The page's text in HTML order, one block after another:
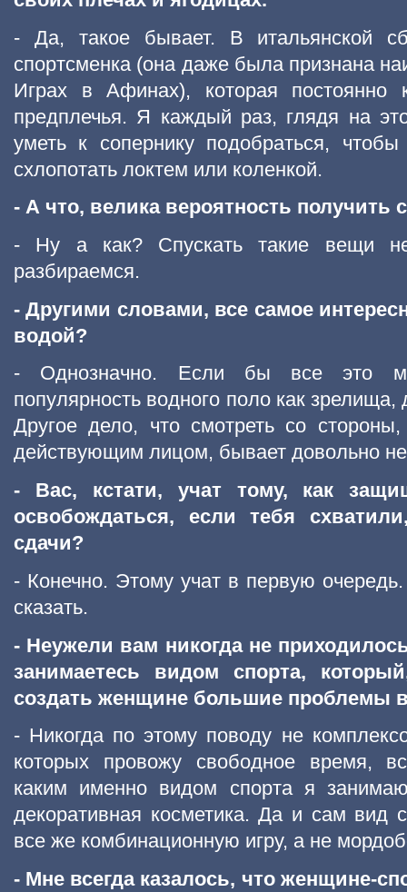
- Да, такое бывает. В итальянской
спортсменка (она даже была признана
Играх в Афинах), которая постоянно
предплечья. Я каждый раз, глядя на
уметь к сопернику подобраться,
схлопотать локтем или коленкой.
- А что, велика вероятность получить
- Ну а как? Спускать такие вещи
разбираемся.
- Другими словами, все самое
водой?
- Однозначно. Если бы все это
популярность водного поло как
Другое дело, что смотреть со
действующим лицом, бывает довольно
- Вас, кстати, учат тому, как
освобождаться, если тебя
сдачи?
- Конечно. Этому учат в первую
сказать.
- Неужели вам никогда не
занимаетесь видом спорта,
создать женщине большие проблемы
- Никогда по этому поводу не
которых провожу свободное время,
каким именно видом спорта я
декоративная косметика. Да и сам вид
все же комбинационную игру, а не
- Мне всегда казалось, что женщине-